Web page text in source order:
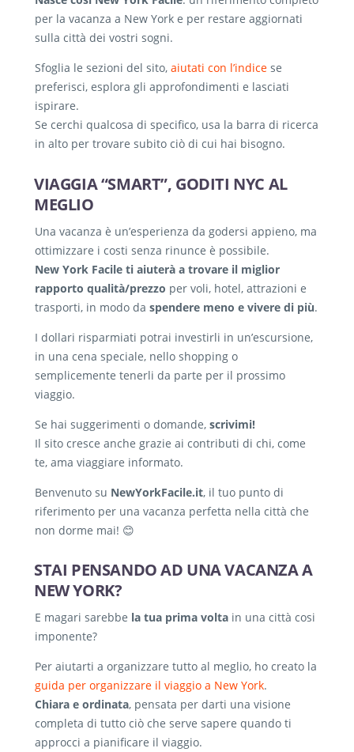
per la vacanza a New York e per restare aggiornati
sulla città dei vostri sogni.
Sfoglia le sezioni del sito, aiutati con l’indice se
preferisci, esplora gli approfondimenti e lasciati
ispirare.
Se cerchi qualcosa di specifico, usa la barra di ricerca
in alto per trovare subito ciò di cui hai bisogno.
VIAGGIA “SMART”, GODITI NYC AL
MEGLIO
Una vacanza è un’esperienza da godersi appieno, ma
ottimizzare i costi senza rinunce è possibile.
New York Facile ti aiuterà a trovare il miglior
rapporto qualità/prezzo per voli, hotel, attrazioni e
trasporti, in modo da spendere meno e vivere di più.
I dollari risparmiati potrai investirli in un’escursione,
in una cena speciale, nello shopping o
semplicemente tenerli da parte per il prossimo
viaggio.
Se hai suggerimenti o domande, scrivimi!
Il sito cresce anche grazie ai contributi di chi, come
te, ama viaggiare informato.
Benvenuto su NewYorkFacile.it, il tuo punto di
riferimento per una vacanza perfetta nella città che
non dorme mai! 😊
STAI PENSANDO AD UNA VACANZA A
NEW YORK?
E magari sarebbe la tua prima volta in una città cosi
imponente?
Per aiutarti a organizzare tutto al meglio, ho creato la
guida per organizzare il viaggio a New York.
Chiara e ordinata, pensata per darti una visione
completa di tutto ciò che serve sapere quando ti
approcci a pianificare il viaggio.